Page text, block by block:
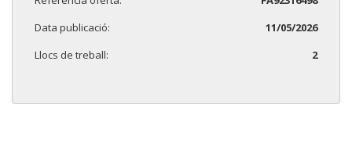
Data publicació:
11/05/2026
Llocs de treball:
2